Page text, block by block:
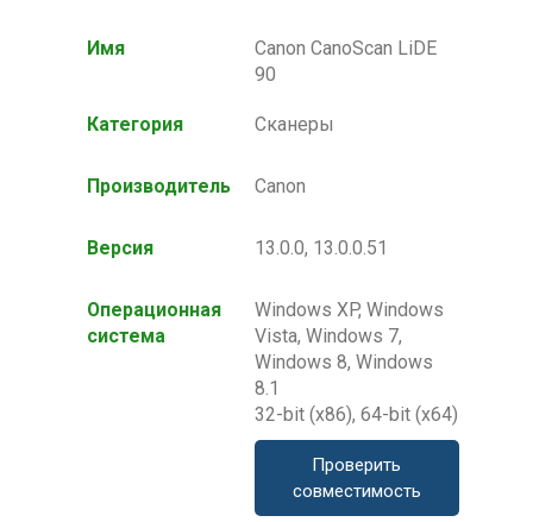
Имя
Canon CanoScan LiDE
90
Категория Сканеры
Производитель Canon
Версия 13.0.0, 13.0.0.51
Операционная
система
Windows XP, Windows
Vista, Windows 7,
Windows 8, Windows
8.1
32-bit (x86), 64-bit (x64)
Проверить
совместимость